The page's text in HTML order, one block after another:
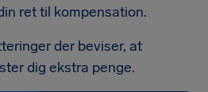
ret til kompensation.
der beviser, at
dig ekstra penge.